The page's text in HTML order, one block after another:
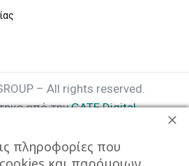
– All rights reserved.
από τηνGATE Digital
: 077935642000
πληροφορίες που